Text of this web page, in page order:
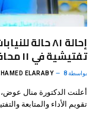
إحالة ٨١
تفتيشية في ١١ محافظة
بواسطة ELARABY 8 أغسطس، 2026
أعلنت الدكتورة منال عوض،
تقويم الأداء والمتابعة